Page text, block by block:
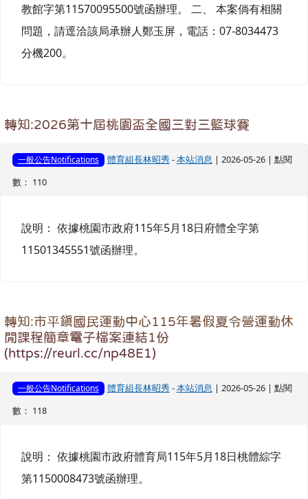
教館字第11570095500號函辦理。 二、 本案倘有相關
問題，請逕洽該局承辦人鄭玉屏，電話：07-8034473
分機200。
轉知:2026第十屆桃園盃全國三對三籃球賽
一般公告Notifications 體育組長林昭秀 -本站消息 | 2026-05-26 | 點閱
數： 110
說明： 依據桃園市政府115年5月18日府體全字第
11501345551號函辦理。
轉知:市平鎮國民運動中心115年暑假夏令營運動休
閒課程簡章電子檔案連結1份
(https://reurl.cc/np48E1)
一般公告Notifications 體育組長林昭秀 -本站消息 | 2026-05-26 | 點閱
數： 118
說明： 依據桃園市政府體育局115年5月18日桃體綜字
第1150008473號函辦理。